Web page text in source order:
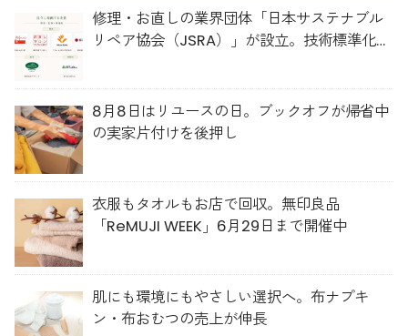
修理・お直しの業界団体「日本サステナブル
リペア協会（JSRA）」が設立。技術標準化や
8月8日はリユースの日。ブックオフが帰省中
の実家片付けを後押し
衣服もタオルもお店で回収。無印良品
「ReMUJI WEEK」6月29日まで開催中
肌にも環境にもやさしい選択へ。布ナプキ
ン・布おむつの売上が伸長